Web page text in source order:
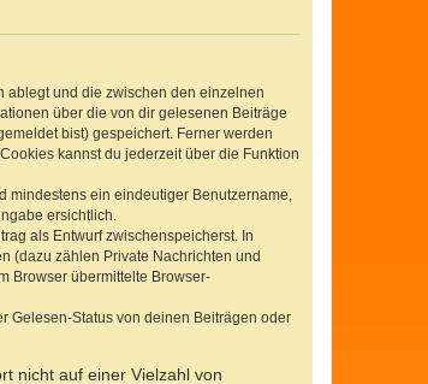
ablegt und die zwischen den einzelnen
über die von dir gelesenen Beiträge
bist) gespeichert. Ferner werden
kannst du jederzeit über die Funktion
mindestens ein eindeutiger Benutzername,
ersichtlich.
als Entwurf zwischenspeicherst. In
(dazu zählen Private Nachrichten und
Browser übermittelte Browser-
Gelesen-Status von deinen Beiträgen oder
nicht auf einer Vielzahl von